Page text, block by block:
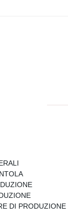
DI